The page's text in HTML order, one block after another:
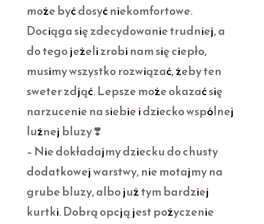
może być dosyć niekomfortowe.
Dociąga się zdecydowanie trudniej, a
do tego jeżeli zrobi nam się ciepło,
musimy wszystko rozwiązać, żeby ten
sweter zdjąć. Lepsze może okazać się
narzucenie na siebie i dziecko wspólnej
luźnej bluzy ❣️
– Nie dokładajmy dziecku do chusty
dodatkowej warstwy, nie motajmy na
grube bluzy, albo już tym bardziej
kurtki. Dobrą opcją jest pożyczenie